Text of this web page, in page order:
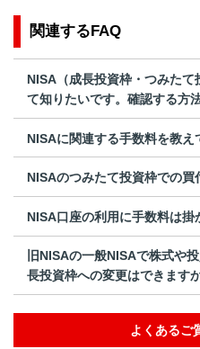
関連するFAQ
NISA（成長投資枠・つみた
て知りたいです。確認する方
NISAに関連する手数料を教え
NISAのつみたて投資枠での買
NISA口座の利用に手数料は掛
旧NISAの一般NISAで株式や
長投資枠への変更はできますか
よくあるご